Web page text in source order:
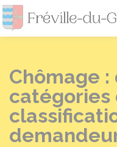
Chômage
catégories